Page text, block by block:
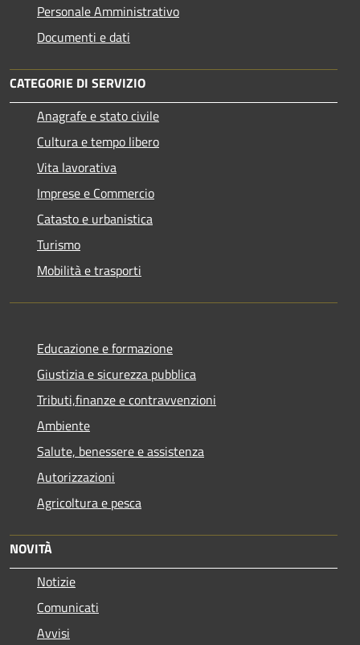
Personale Amministrativo
Documenti e dati
CATEGORIE DI SERVIZIO
Anagrafe e stato civile
Cultura e tempo libero
Vita lavorativa
Imprese e Commercio
Catasto e urbanistica
Turismo
Mobilità e trasporti
Educazione e formazione
Giustizia e sicurezza pubblica
Tributi,finanze e contravvenzioni
Ambiente
Salute, benessere e assistenza
Autorizzazioni
Agricoltura e pesca
NOVITÀ
Notizie
Comunicati
Avvisi